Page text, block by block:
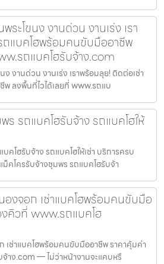
ะโขนง งานด่วน งานเร่ง เรา
แบคโฮพร้อมคนขับมืออาชีพ
รถแบคโฮรับจ้าง.com
งานด่วน งานเร่ง เราพร้อมลุย! ติดต่อเช่า
ลงพื้นที่ไวได้เลยที่ www.รถแบ
ร รถแบคโฮรับจ้าง รถแบคโฮให้
คโฮรับจ้าง รถแบคโฮให้เช่า บริการครบ
คโครรับจ้างชุมพร รถแบคโฮรับจ้า
งจอก เช่าแบคโฮพร้อมคนขับมือ
คิวที่ www.รถแบคโฮ
เช่าแบคโฮพร้อมคนขับมืออาชีพ ราคาคุ้มค่า
าง.com — ไม่ว่าหน้างานจะแคบหรื